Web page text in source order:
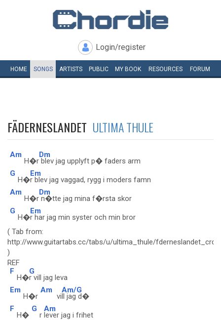
Login/register
HOME SONGS ARTISTS PUBLIC MY BOOK RESOURCES FORUM
FÄDERNESLANDET ULTIMA THULE
Am
H�r
Dm
blev jag upplyft p� faders arm
G
H�
Em
r blev jag vaggad, rygg i moders famn
Am
H�r
Dm
n�tte jag mina f�rsta skor
G
H�
Em
r har jag min syster och min bror
( Tab from:
http://www.guitartabs.cc/tabs/u/ultima_thule/
)
REF
F
H�
G
r vill jag leva
Em
H�r
Am
vi
Am/G
ll jag d�
F
H�
G
r
Am
lever jag i frihet